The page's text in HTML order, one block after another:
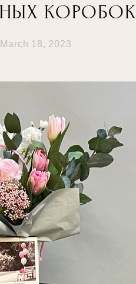
March 18, 2023